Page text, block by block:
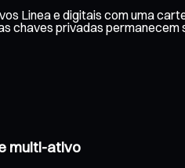
Linea e digitais com uma
chaves privadas
multi-ativo